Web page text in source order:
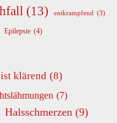
(13) entkrampfend (3)
Epilepsie (4)
klärend (8)
(7)
Halsschmerzen (9)